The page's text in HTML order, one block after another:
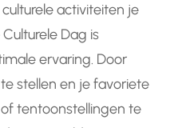
activiteiten je
Dag is
ervaring. Door
stellen en je favoriete
tentoonstellingen te